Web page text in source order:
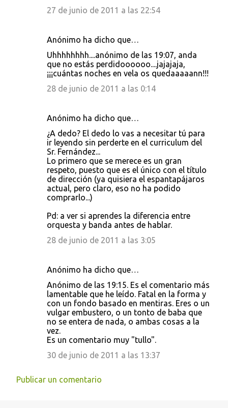
27 de junio de 2011 a las 22:54
Anónimo ha dicho que…
Uhhhhhhhh....anónimo de las 19:07, anda
que no estás perdidoooooo....jajajaja,
¡¡¡cuántas noches en vela os quedaaaaann!!!
28 de junio de 2011 a las 0:14
Anónimo ha dicho que…
¿A dedo? El dedo lo vas a necesitar tú para
ir leyendo sin perderte en el curriculum del
Sr. Fernández...
Lo primero que se merece es un gran
respeto, puesto que es el único con el título
de dirección (ya quisiera el espantapájaros
actual, pero claro, eso no ha podido
comprarlo...)
Pd: a ver si aprendes la diferencia entre
orquesta y banda antes de hablar.
28 de junio de 2011 a las 3:05
Anónimo ha dicho que…
Anónimo de las 19:15. Es el comentario más
lamentable que he leído. Fatal en la forma y
con un fondo basado en mentiras. Eres o un
vulgar embustero, o un tonto de baba que
no se entera de nada, o ambas cosas a la
vez.
Es un comentario muy "tullo".
30 de junio de 2011 a las 13:37
Publicar un comentario